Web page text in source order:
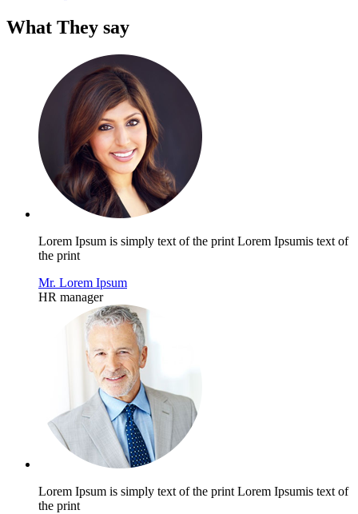
What They say
Lorem Ipsum is simply text of the print Lorem Ipsumis text of
the print
Mr. Lorem Ipsum
HR manager
Lorem Ipsum is simply text of the print Lorem Ipsumis text of
the print